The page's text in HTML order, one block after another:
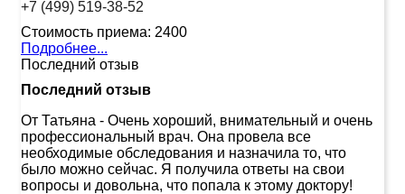
+7 (499) 519-38-52
Стоимость приема: 2400
Подробнее...
Последний отзыв
Последний отзыв
От Татьяна - Очень хороший, внимательный и очень
профессиональный врач. Она провела все
необходимые обследования и назначила то, что
было можно сейчас. Я получила ответы на свои
вопросы и довольна, что попала к этому доктору!